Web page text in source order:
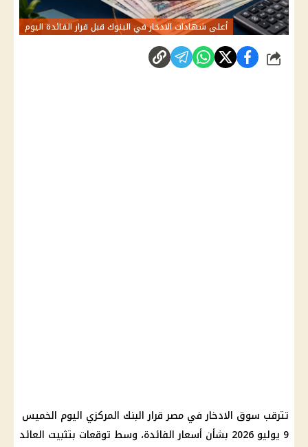
أعلى شهادات الادخار في البنوك قبل قرار الفائدة اليوم
شارك
تترقب سوق الادخار في مصر قرار البنك المركزي اليوم الخميس
9 يوليو 2026 بشأن أسعار الفائدة، وسط توقعات بتثبيت العائد